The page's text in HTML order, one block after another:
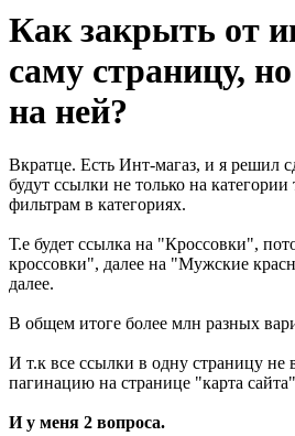
Как закрыть от
саму страницу,
на ней?
Вкратце. Есть Инт-магаз, и я решил
будут ссылки не только на
фильтрам в категориях.
Т.е будет ссылка на "Кроссовки",
кроссовки", далее на "Мужские
далее.
В общем итоге более млн разных
И т.к все ссылки в одну страницу не
пагинацию на странице "карта
И у меня 2 вопроса.